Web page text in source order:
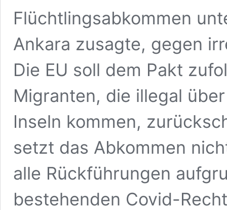
Flüchtlingsabkommen
Ankara zusagte, gegen
Die EU soll dem Pakt
Migranten, die illegal
Inseln kommen,
setzt das Abkommen
alle Rückführungen
bestehenden Covid-